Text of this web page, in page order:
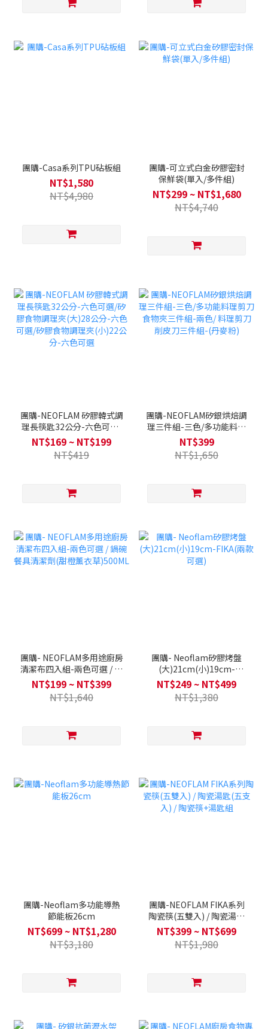
團購-Casa系列TPU砧板組
NT$1,580
NT$4,980
團購-可立式白金矽膠密封
保鮮袋(單入/多件組)
NT$299 ~ NT$1,680
NT$4,740
團購-NEOFLAM 矽膠韓式調
理長筷匙32公分-六色可選/
矽膠食物調理夾(大)28公分-
六色可選/矽膠食物調理夾
(小)22公分-六色可選
NT$169 ~ NT$199
NT$419
團購-NEOFLAM矽銀烘焙調
理三件組-三色/多功能料理
剪刀食物夾三件組-兩色/ 料
理剪刀削皮刀三件組-(丹麥
粉)
NT$399
NT$1,650
團購- NEOFLAM多用途廚房
清潔布四入組-兩色可選 / 鍋
碗餐具清潔劑(甜橙薰衣
草)500ML
NT$199 ~ NT$399
NT$1,640
團購- Neoflam矽膠烤盤
(大)21cm(小)19cm-
FIKA(兩款可選)
NT$249 ~ NT$499
NT$1,380
團購-Neoflam多功能導熱
節能板26cm
NT$699 ~ NT$1,280
NT$3,180
團購-NEOFLAM FIKA系列
陶瓷筷(五雙入) / 陶瓷湯匙
(五支入) / 陶瓷筷+湯匙組
NT$399 ~ NT$699
NT$1,980